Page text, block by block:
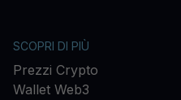
SCOPRI DI PIÙ
Prezzi Crypto
Wallet Web3